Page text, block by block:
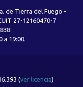
de Tierra del Fuego -
27-12160470-7
a 19:00.
(ver licencia)